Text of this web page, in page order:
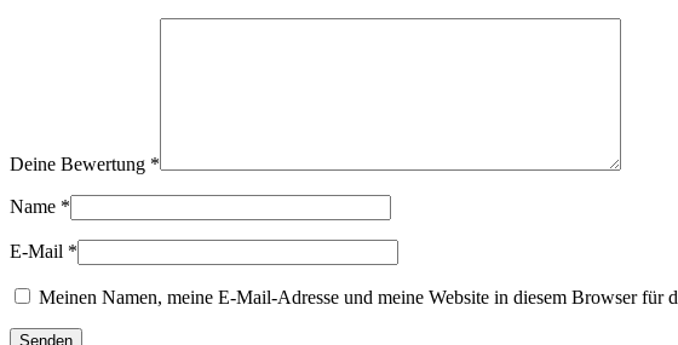
Deine Bewertung *
Name *
E-Mail *
Meinen Namen, meine E-Mail-Adresse und meine Website in diesem Browser für